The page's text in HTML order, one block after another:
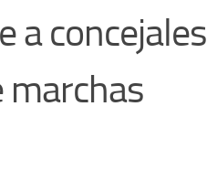
a concejales
marchas